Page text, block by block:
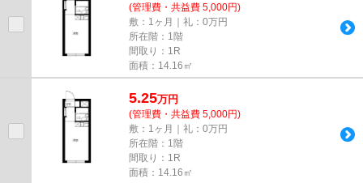
(管理費・共益費 5,000円)
敷：1ヶ月｜礼：0万円
所在階：1階
間取り：1R
面積：14.16㎡
5.25万円
(管理費・共益費 5,000円)
敷：1ヶ月｜礼：0万円
所在階：1階
間取り：1R
面積：14.16㎡